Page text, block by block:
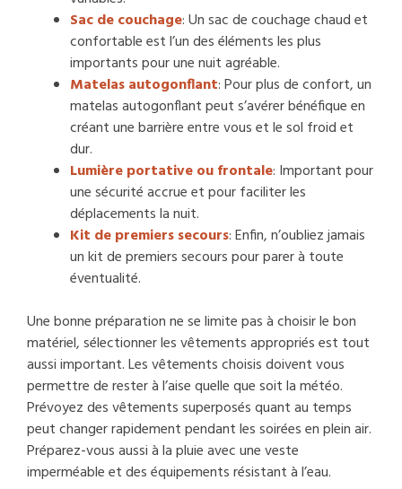
Sac de couchage: Un sac de couchage chaud et
confortable est l’un des éléments les plus
importants pour une nuit agréable.
Matelas autogonflant: Pour plus de confort, un
matelas autogonflant peut s’avérer bénéfique en
créant une barrière entre vous et le sol froid et
dur.
Lumière portative ou frontale: Important pour
une sécurité accrue et pour faciliter les
déplacements la nuit.
Kit de premiers secours: Enfin, n’oubliez jamais
un kit de premiers secours pour parer à toute
éventualité.
Une bonne préparation ne se limite pas à choisir le bon
matériel, sélectionner les vêtements appropriés est tout
aussi important. Les vêtements choisis doivent vous
permettre de rester à l’aise quelle que soit la météo.
Prévoyez des vêtements superposés quant au temps
peut changer rapidement pendant les soirées en plein air.
Préparez-vous aussi à la pluie avec une veste
imperméable et des équipements résistant à l’eau.